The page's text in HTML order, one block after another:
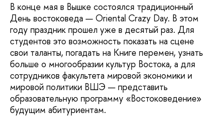
В конце мая в Вышке состоялся традиционный
День востоковеда — Oriental Crazy Day. В этом
году праздник прошел уже в десятый раз. Для
студентов это возможность показать на сцене
свои таланты, погадать на Книге перемен, узнать
больше о многообразии культур Востока, а для
сотрудников факультета мировой экономики и
мировой политики ВШЭ — представить
образовательную программу «Востоковедение»
будущим абитуриентам.